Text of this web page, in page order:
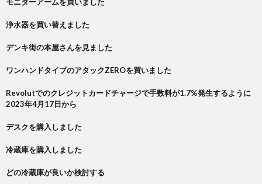
浄水器を買い替えました
デンキ街の本屋さんを見ました
ワンハンドタイプのアタックZEROを買いました
Revolutでのクレジットカードチャージで手数料が1.7%発生するように
2023年4月17日から
デスクを購入しました
冷蔵庫を購入しました
どの冷蔵庫が良いか検討する